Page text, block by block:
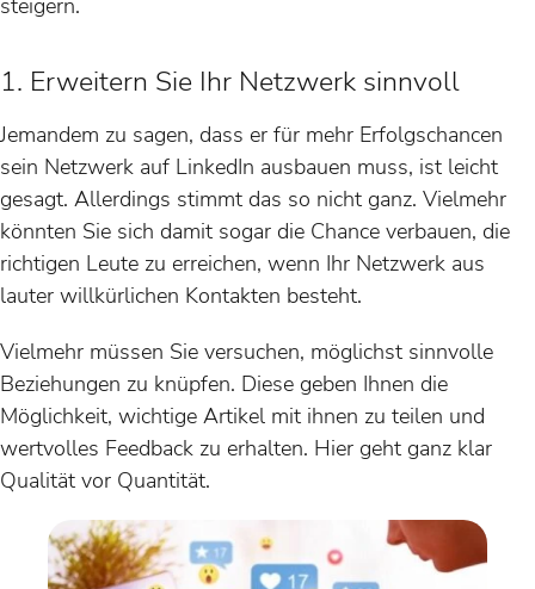
1. Erweitern Sie Ihr Netzwerk sinnvoll
Jemandem zu sagen, dass er für mehr Erfolgschancen
sein Netzwerk auf LinkedIn ausbauen muss, ist leicht
gesagt. Allerdings stimmt das so nicht ganz. Vielmehr
könnten Sie sich damit sogar die Chance verbauen, die
richtigen Leute zu erreichen, wenn Ihr Netzwerk aus
lauter willkürlichen Kontakten besteht.
Vielmehr müssen Sie versuchen, möglichst sinnvolle
Beziehungen zu knüpfen. Diese geben Ihnen die
Möglichkeit, wichtige Artikel mit ihnen zu teilen und
wertvolles Feedback zu erhalten. Hier geht ganz klar
Qualität vor Quantität.